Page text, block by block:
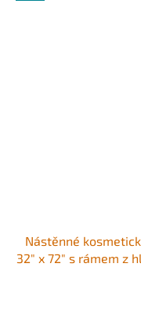
Nástěnné
32" x 72" s rámem z
tvaru Z, vhodné do